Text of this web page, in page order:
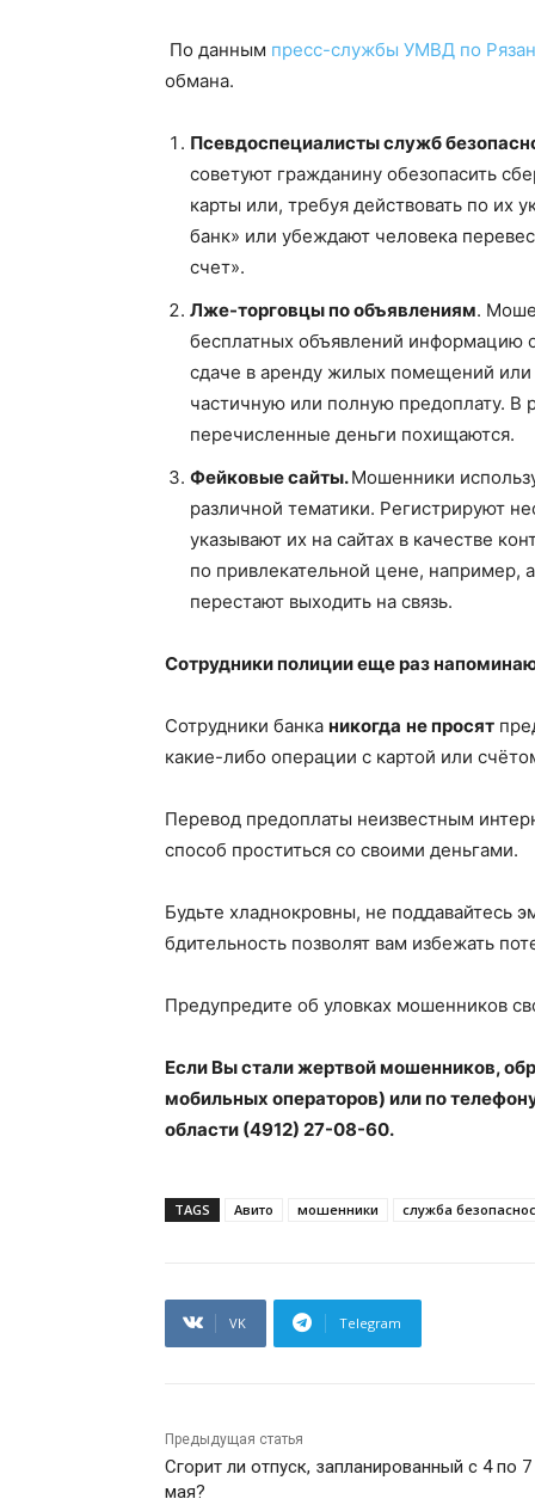
По данным пресс-службы УМВД по
обмана.
Псевдоспециалисты служб
советуют гражданину обезопасить
карты или, требуя действовать по
банк» или убеждают человека
счет».
Лже-торговцы по объявлениям.
бесплатных объявлений информацию
сдаче в аренду жилых помещений или
частичную или полную предоплату. В
перечисленные деньги похищаются.
Фейковые сайты.Мошенники
различной тематики. Регистрируют
указывают их на сайтах в качестве
по привлекательной цене, например,
перестают выходить на связь.
Сотрудники полиции еще раз
Сотрудники банка никогда не просят
какие-либо операции с картой или
Перевод предоплаты неизвестным
способ проститься со своими деньгами.
Будьте хладнокровны, не поддавайтесь
бдительность позволят вам избежать
Предупредите об уловках мошенников
Если Вы стали жертвой мошенников,
мобильных операторов) или по
области (4912) 27-08-60.
TAGS Авито мошенники служба
VK Telegram
Предыдущая статья
Сгорит ли отпуск, запланированный с 4 по 7
мая?